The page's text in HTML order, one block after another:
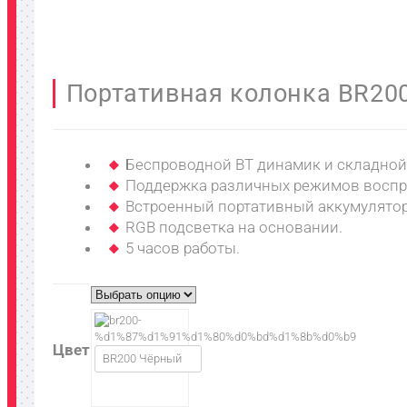
Портативная колонка
Беспроводной BT динамик и
Поддержка различных режимов
Встроенный портативный
RGB подсветка на основании.
5 часов работы.
Цвет BR200 Чёрный